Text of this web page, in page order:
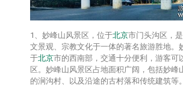
1、妙峰山风景区，位于北京市门头沟区，
文景观、宗教文化于一体的著名旅游胜地。
于北京市的西南部，交通十分便利，游客可
区。妙峰山风景区占地面积广阔，包括妙峰
的涧沟村、以及沿途的古村落和传统建筑等。